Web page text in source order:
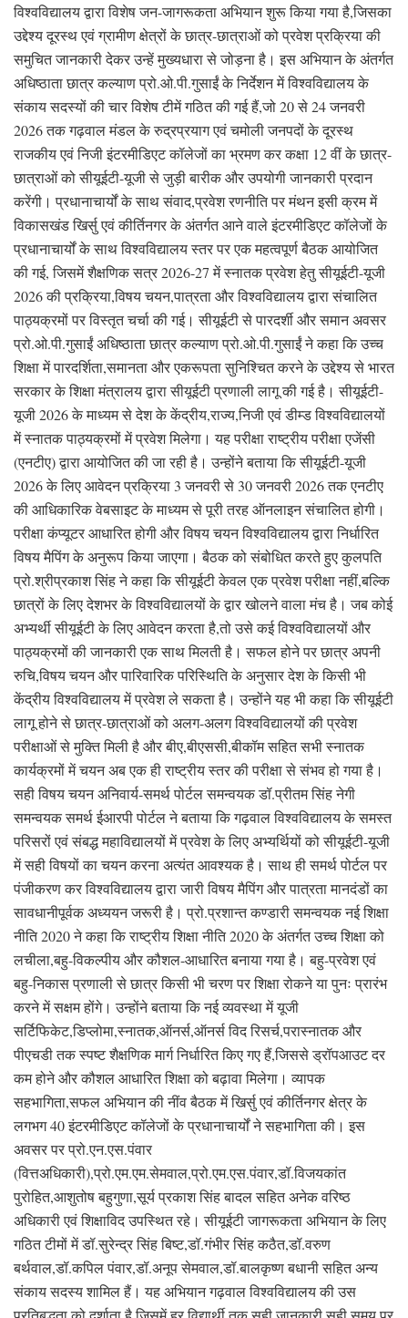
विश्वविद्यालय द्वारा विशेष जन-जागरूकता अभियान शुरू किया गया है,जिसका
उद्देश्य दूरस्थ एवं ग्रामीण क्षेत्रों के छात्र-छात्राओं को प्रवेश प्रक्रिया की
समुचित जानकारी देकर उन्हें मुख्यधारा से जोड़ना है। इस अभियान के अंतर्गत
अधिष्ठाता छात्र कल्याण प्रो.ओ.पी.गुसाईं के निर्देशन में विश्वविद्यालय के
संकाय सदस्यों की चार विशेष टीमें गठित की गई हैं,जो 20 से 24 जनवरी
2026 तक गढ़वाल मंडल के रुद्रप्रयाग एवं चमोली जनपदों के दूरस्थ
राजकीय एवं निजी इंटरमीडिएट कॉलेजों का भ्रमण कर कक्षा 12 वीं के छात्र-
छात्राओं को सीयूईटी-यूजी से जुड़ी बारीक और उपयोगी जानकारी प्रदान
करेंगी। प्रधानाचार्यों के साथ संवाद,प्रवेश रणनीति पर मंथन इसी क्रम में
विकासखंड खिर्सु एवं कीर्तिनगर के अंतर्गत आने वाले इंटरमीडिएट कॉलेजों के
प्रधानाचार्यों के साथ विश्वविद्यालय स्तर पर एक महत्वपूर्ण बैठक आयोजित
की गई, जिसमें शैक्षणिक सत्र 2026-27 में स्नातक प्रवेश हेतु सीयूईटी-यूजी
2026 की प्रक्रिया,विषय चयन,पात्रता और विश्वविद्यालय द्वारा संचालित
पाठ्यक्रमों पर विस्तृत चर्चा की गई। सीयूईटी से पारदर्शी और समान अवसर
प्रो.ओ.पी.गुसाईं अधिष्ठाता छात्र कल्याण प्रो.ओ.पी.गुसाईं ने कहा कि उच्च
शिक्षा में पारदर्शिता,समानता और एकरूपता सुनिश्चित करने के उद्देश्य से भारत
सरकार के शिक्षा मंत्रालय द्वारा सीयूईटी प्रणाली लागू की गई है। सीयूईटी-
यूजी 2026 के माध्यम से देश के केंद्रीय,राज्य,निजी एवं डीम्ड विश्वविद्यालयों
में स्नातक पाठ्यक्रमों में प्रवेश मिलेगा। यह परीक्षा राष्ट्रीय परीक्षा एजेंसी
(एनटीए) द्वारा आयोजित की जा रही है। उन्होंने बताया कि सीयूईटी-यूजी
2026 के लिए आवेदन प्रक्रिया 3 जनवरी से 30 जनवरी 2026 तक एनटीए
की आधिकारिक वेबसाइट के माध्यम से पूरी तरह ऑनलाइन संचालित होगी।
परीक्षा कंप्यूटर आधारित होगी और विषय चयन विश्वविद्यालय द्वारा निर्धारित
विषय मैपिंग के अनुरूप किया जाएगा। बैठक को संबोधित करते हुए कुलपति
प्रो.श्रीप्रकाश सिंह ने कहा कि सीयूईटी केवल एक प्रवेश परीक्षा नहीं,बल्कि
छात्रों के लिए देशभर के विश्वविद्यालयों के द्वार खोलने वाला मंच है। जब कोई
अभ्यर्थी सीयूईटी के लिए आवेदन करता है,तो उसे कई विश्वविद्यालयों और
पाठ्यक्रमों की जानकारी एक साथ मिलती है। सफल होने पर छात्र अपनी
रुचि,विषय चयन और पारिवारिक परिस्थिति के अनुसार देश के किसी भी
केंद्रीय विश्वविद्यालय में प्रवेश ले सकता है। उन्होंने यह भी कहा कि सीयूईटी
लागू होने से छात्र-छात्राओं को अलग-अलग विश्वविद्यालयों की प्रवेश
परीक्षाओं से मुक्ति मिली है और बीए,बीएससी,बीकॉम सहित सभी स्नातक
कार्यक्रमों में चयन अब एक ही राष्ट्रीय स्तर की परीक्षा से संभव हो गया है।
सही विषय चयन अनिवार्य-समर्थ पोर्टल समन्वयक डॉ.प्रीतम सिंह नेगी
समन्वयक समर्थ ईआरपी पोर्टल ने बताया कि गढ़वाल विश्वविद्यालय के समस्त
परिसरों एवं संबद्ध महाविद्यालयों में प्रवेश के लिए अभ्यर्थियों को सीयूईटी-यूजी
में सही विषयों का चयन करना अत्यंत आवश्यक है। साथ ही समर्थ पोर्टल पर
पंजीकरण कर विश्वविद्यालय द्वारा जारी विषय मैपिंग और पात्रता मानदंडों का
सावधानीपूर्वक अध्ययन जरूरी है। प्रो.प्रशान्त कण्डारी समन्वयक नई शिक्षा
नीति 2020 ने कहा कि राष्ट्रीय शिक्षा नीति 2020 के अंतर्गत उच्च शिक्षा को
लचीला,बहु-विकल्पीय और कौशल-आधारित बनाया गया है। बहु-प्रवेश एवं
बहु-निकास प्रणाली से छात्र किसी भी चरण पर शिक्षा रोकने या पुनः प्रारंभ
करने में सक्षम होंगे। उन्होंने बताया कि नई व्यवस्था में यूजी
सर्टिफिकेट,डिप्लोमा,स्नातक,ऑनर्स,ऑनर्स विद रिसर्च,परास्नातक और
पीएचडी तक स्पष्ट शैक्षणिक मार्ग निर्धारित किए गए हैं,जिससे ड्रॉपआउट दर
कम होने और कौशल आधारित शिक्षा को बढ़ावा मिलेगा। व्यापक
सहभागिता,सफल अभियान की नींव बैठक में खिर्सु एवं कीर्तिनगर क्षेत्र के
लगभग 40 इंटरमीडिएट कॉलेजों के प्रधानाचार्यों ने सहभागिता की। इस
अवसर पर प्रो.एन.एस.पंवार
(वित्तअधिकारी),प्रो.एम.एम.सेमवाल,प्रो.एम.एस.पंवार,डॉ.विजयकांत
पुरोहित,आशुतोष बहुगुणा,सूर्य प्रकाश सिंह बादल सहित अनेक वरिष्ठ
अधिकारी एवं शिक्षाविद उपस्थित रहे। सीयूईटी जागरूकता अभियान के लिए
गठित टीमों में डॉ.सुरेन्द्र सिंह बिष्ट,डॉ.गंभीर सिंह कठैत,डॉ.वरुण
बर्थवाल,डॉ.कपिल पंवार,डॉ.अनूप सेमवाल,डॉ.बालकृष्ण बधानी सहित अन्य
संकाय सदस्य शामिल हैं। यह अभियान गढ़वाल विश्वविद्यालय की उस